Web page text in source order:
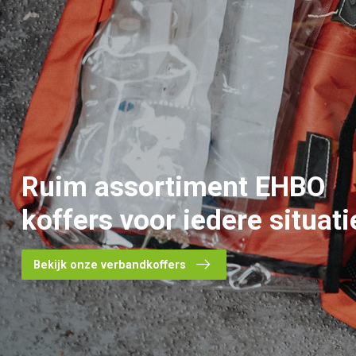
Ruim assortiment EHBO
koffersvoor iedere
Bekijk onze verbandkoffers